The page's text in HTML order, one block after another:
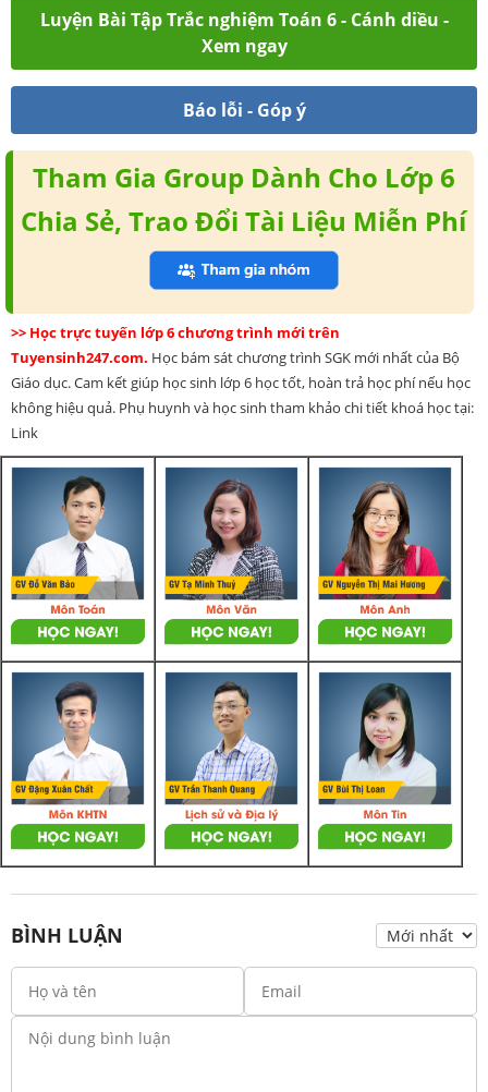
Luyện Bài Tập Trắc nghiệm Toán 6 - Cánh diều -
Xem ngay
Báo lỗi - Góp ý
Tham Gia Group Dành Cho Lớp 6
Chia Sẻ, Trao Đổi Tài Liệu Miễn Phí
>> Học trực tuyến lớp 6 chương trình mới trên
Tuyensinh247.com. Học bám sát chương trình SGK mới nhất của Bộ
Giáo dục. Cam kết giúp học sinh lớp 6 học tốt, hoàn trả học phí nếu học
không hiệu quả. Phụ huynh và học sinh tham khảo chi tiết khoá học tại:
Link
BÌNH LUẬN